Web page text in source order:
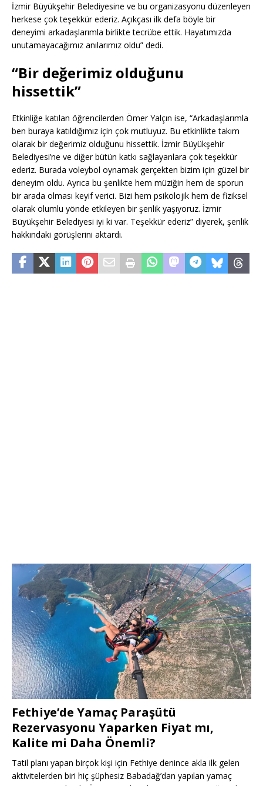
İzmir Büyükşehir Belediyesine ve bu organizasyonu düzenleyen
herkese çok teşekkür ederiz. Açıkçası ilk defa böyle bir
deneyimi arkadaşlarımla birlikte tecrübe ettik. Hayatımızda
unutamayacağımız anılarımız oldu” dedi.
“Bir değerimiz olduğunu
hissettik”
Etkinliğe katılan öğrencilerden Ömer Yalçın ise, “Arkadaşlarımla
ben buraya katıldığımız için çok mutluyuz. Bu etkinlikte takım
olarak bir değerimiz olduğunu hissettik. İzmir Büyükşehir
Belediyesi’ne ve diğer bütün katkı sağlayanlara çok teşekkür
ederiz. Burada voleybol oynamak gerçekten bizim için güzel bir
deneyim oldu. Ayrıca bu şenlikte hem müziğin hem de sporun
bir arada olması keyif verici. Bizi hem psikolojik hem de fiziksel
olarak olumlu yönde etkileyen bir şenlik yaşıyoruz. İzmir
Büyükşehir Belediyesi iyi ki var. Teşekkür ederiz” diyerek, şenlik
hakkındaki görüşlerini aktardı.
Fethiye’de Yamaç Paraşütü
Rezervasyonu Yaparken Fiyat mı,
Kalite mi Daha Önemli?
Tatil planı yapan birçok kişi için Fethiye denince akla ilk gelen
aktivitelerden biri hiç şüphesiz Babadağ’dan yapılan yamaç